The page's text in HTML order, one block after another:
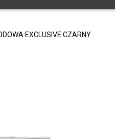
EXCLUSIVE CZARNY